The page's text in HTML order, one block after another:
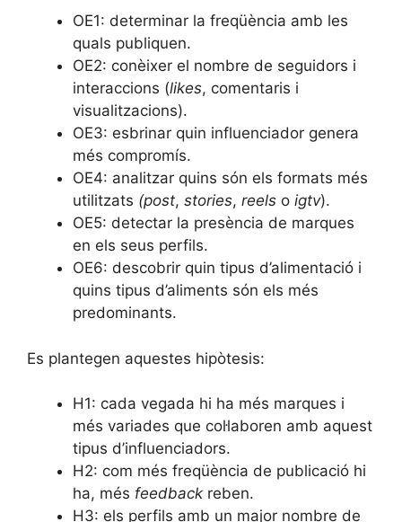
OE1: determinar la freqüència amb les
quals publiquen.
OE2: conèixer el nombre de seguidors i
interaccions (likes, comentaris i
visualitzacions).
OE3: esbrinar quin influenciador genera
més compromís.
OE4: analitzar quins són els formats més
utilitzats (post, stories, reels o igtv).
OE5: detectar la presència de marques
en els seus perfils.
OE6: descobrir quin tipus d’alimentació i
quins tipus d’aliments són els més
predominants.
Es plantegen aquestes hipòtesis:
H1: cada vegada hi ha més marques i
més variades que col·laboren amb aquest
tipus d’influenciadors.
H2: com més freqüència de publicació hi
ha, més feedback reben.
H3: els perfils amb un major nombre de